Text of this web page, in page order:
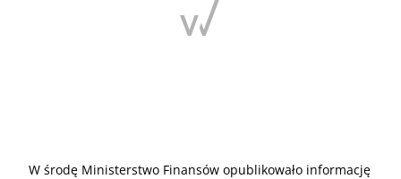
W środę Ministerstwo Finansów opublikowało informację